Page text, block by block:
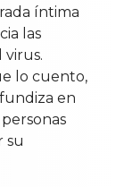
íntima
las
virus.
lo cuento,
en
su